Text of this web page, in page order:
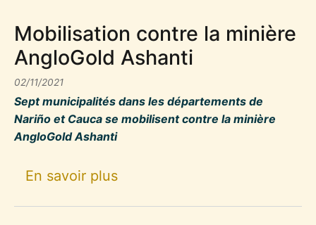
Mobilisation contre la minière
AngloGold Ashanti
02/11/2021
Sept municipalités dans les départements de
Nariño et Cauca se mobilisent contre la minière
AngloGold Ashanti
En savoir plussur Mobilisation contre la